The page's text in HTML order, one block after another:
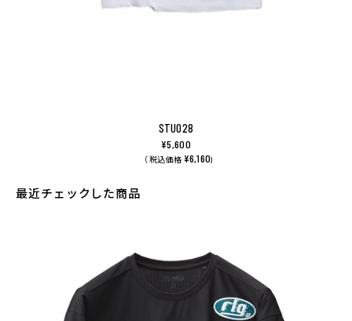
STU028
¥5,600
（ 税込価格 ¥6,160)
最近チェックした商品